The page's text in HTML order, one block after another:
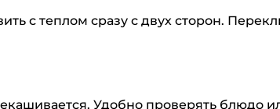
с теплом сразу с двух сторон.
Удобно проверять блюдо